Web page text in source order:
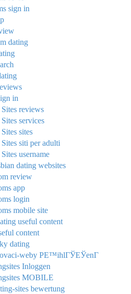
sign in
dating
in
reviews
services
sites
siti per adulti
username
dating websites
review
app
login
mobile site
useful content
content
dating
weby PЕ™ihlГЎЕЎenГ­
Inloggen
MOBILE
sites bewertung